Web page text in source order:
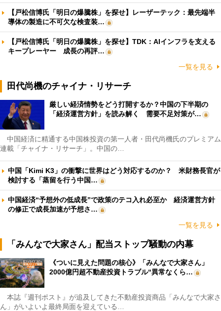
【戸松信博氏「明日の爆騰株」を探せ】レーザーテック：最先端半
導体の製造に不可欠な検査装…
【戸松信博氏「明日の爆騰株」を探せ】TDK：AIインフラを支える
キープレーヤー 成長の再評…
一覧を見る
田代尚機のチャイナ・リサーチ
厳しい経済情勢をどう打開するか？中国の下半期の
「経済運営方針」を読み解く 需要不足対策が…
中国経済に精通する中国株投資の第一人者・田代尚機氏のプレミアム
連載「チャイナ・リサーチ」。中国の…
中国「Kimi K3」の衝撃に世界はどう対応するのか？ 米財務長官が
検討する「蒸留を行う中国…
中国経済“予想外の低成長”で政策のテコ入れ必至か 経済運営方針
の修正で成長加速が予想さ…
一覧を見る
「みんなで大家さん」配当ストップ騒動の内幕
《ついに見えた問題の核心》「みんなで大家さん」
2000億円超不動産投資トラブル“異常なくら…
本誌『週刊ポスト』が追及してきた不動産投資商品「みんなで大家さ
ん」がいよいよ最終局面を迎えている…